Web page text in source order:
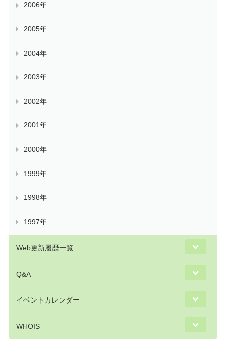
2006年
2005年
2004年
2003年
2002年
2001年
2000年
1999年
1998年
1997年
Web更新履歴一覧
Q&A
イベントカレンダー
WHOIS